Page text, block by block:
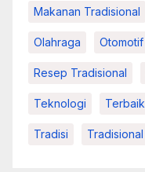
Makanan Tradisional
Olahraga Otomotif
Resep Tradisional
Teknologi Terbaik
Tradisi Tradisional